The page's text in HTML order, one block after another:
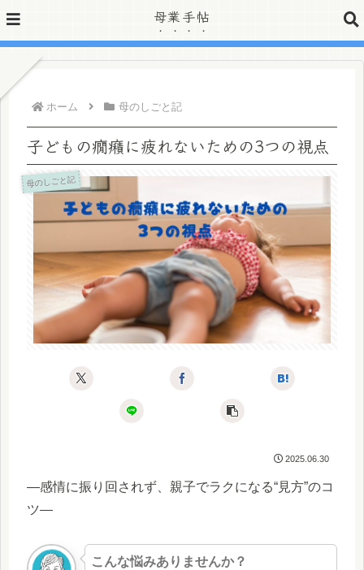
»公式Twitter開設しました
ホーム 母のしごと記
子どもの癇癪に疲れないための3つの視点
母のしごと記
2025.06.30
―感情に振り回されず、親子でラクになる“見方”のコ
ツ―
こんな悩みありませんか？
母業手帖